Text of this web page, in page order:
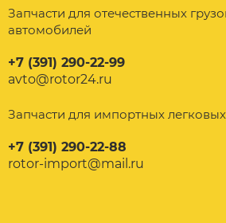
Запчасти для отечественных
автомобилей
+7 (391) 290-22-99
avto@rotor24.ru
Запчасти для импортных
+7 (391) 290-22-88
rotor-import@mail.ru